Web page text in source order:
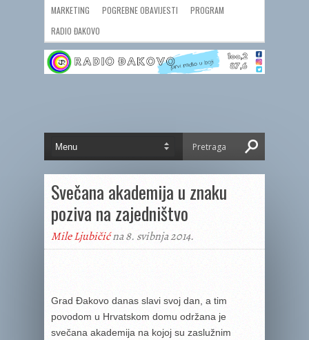
MARKETING POGREBNE OBAVIJESTI
PROGRAM
RADIO ĐAKOVO
Svečana akademija u znaku
poziva na zajedništvo
Mile Ljubičićna 8. svibnja 2014.
Grad Đakovo danas slavi svoj dan, a tim
povodom u Hrvatskom domu održana je
svečana akademija na kojoj su zaslužnim